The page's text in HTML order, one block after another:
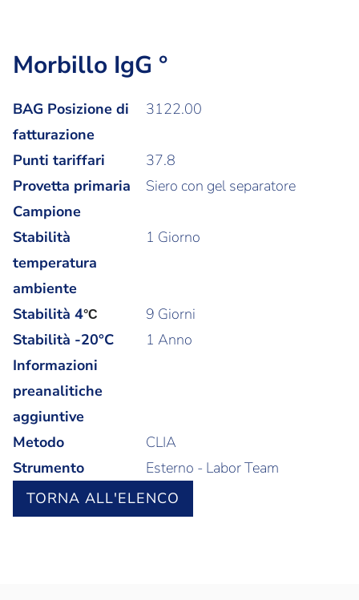
Morbillo IgG °
BAG Posizione di
fatturazione
3122.00
Punti tariffari
37.8
Provetta primaria
Siero con gel separatore
Campione
Stabilità
temperatura
ambiente
1 Giorno
Stabilità 4°C
9 Giorni
Stabilità -20°C
1 Anno
Informazioni
preanalitiche
aggiuntive
Metodo
CLIA
Strumento
Esterno - Labor Team
TORNA ALL'ELENCO